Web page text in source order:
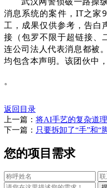
消息系统的案件，IT之家
工，成果仅供参考，告白
接（包罗不限于超链接、
连公司法人代表消息都被
均包含本声明。该团伙中
。
返回目录
上一篇： 将AI手艺的复杂道
下一篇： 只要拆卸了“手”和“
您的项目需求